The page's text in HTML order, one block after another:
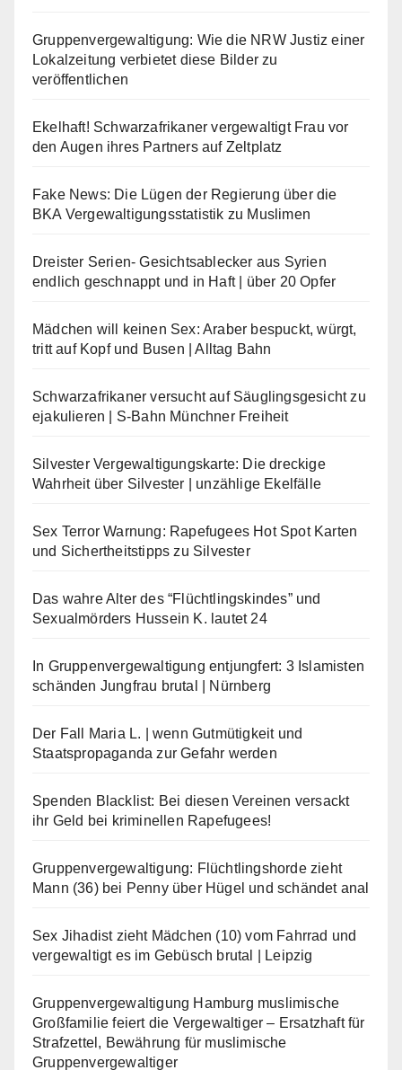
Gruppenvergewaltigung: Wie die NRW Justiz einer
Lokalzeitung verbietet diese Bilder zu
veröffentlichen
Ekelhaft! Schwarzafrikaner vergewaltigt Frau vor
den Augen ihres Partners auf Zeltplatz
Fake News: Die Lügen der Regierung über die
BKA Vergewaltigungsstatistik zu Muslimen
Dreister Serien- Gesichtsablecker aus Syrien
endlich geschnappt und in Haft | über 20 Opfer
Mädchen will keinen Sex: Araber bespuckt, würgt,
tritt auf Kopf und Busen | Alltag Bahn
Schwarzafrikaner versucht auf Säuglingsgesicht zu
ejakulieren | S-Bahn Münchner Freiheit
Silvester Vergewaltigungskarte: Die dreckige
Wahrheit über Silvester | unzählige Ekelfälle
Sex Terror Warnung: Rapefugees Hot Spot Karten
und Sichertheitstipps zu Silvester
Das wahre Alter des “Flüchtlingskindes” und
Sexualmörders Hussein K. lautet 24
In Gruppenvergewaltigung entjungfert: 3 Islamisten
schänden Jungfrau brutal | Nürnberg
Der Fall Maria L. | wenn Gutmütigkeit und
Staatspropaganda zur Gefahr werden
Spenden Blacklist: Bei diesen Vereinen versackt
ihr Geld bei kriminellen Rapefugees!
Gruppenvergewaltigung: Flüchtlingshorde zieht
Mann (36) bei Penny über Hügel und schändet anal
Sex Jihadist zieht Mädchen (10) vom Fahrrad und
vergewaltigt es im Gebüsch brutal | Leipzig
Gruppenvergewaltigung Hamburg muslimische
Großfamilie feiert die Vergewaltiger – Ersatzhaft für
Strafzettel, Bewährung für muslimische
Gruppenvergewaltiger